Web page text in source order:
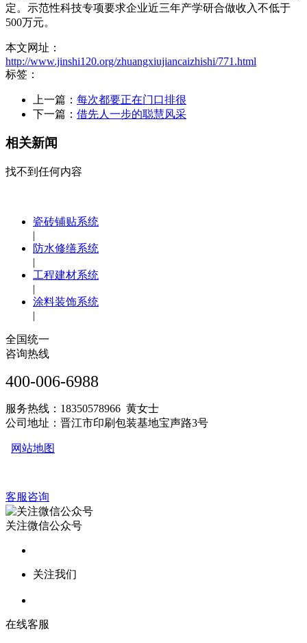
定。示范性科技专项要求企业近三年产学研合做收入不低于
500万元。
本文网址：
http://www.jinshi120.org/zhuangxiujiancaizhishi/771.html
标签：
上一篇： 每次都要正在门口排很
下一篇： 借先人一步的聪慧风采
相关新闻
找不到任何内容
瓷砖铺贴系统
|
防水修缮系统
|
工程建材系统
|
涂料装饰系统
|
全国统一
咨询热线
400-006-6988
服务热线：18350578966 黄女士
公司地址：晋江市印刷包装基地宝声路3号
网站地图
客服咨询
关注微信公众号
关注我们
在线客服